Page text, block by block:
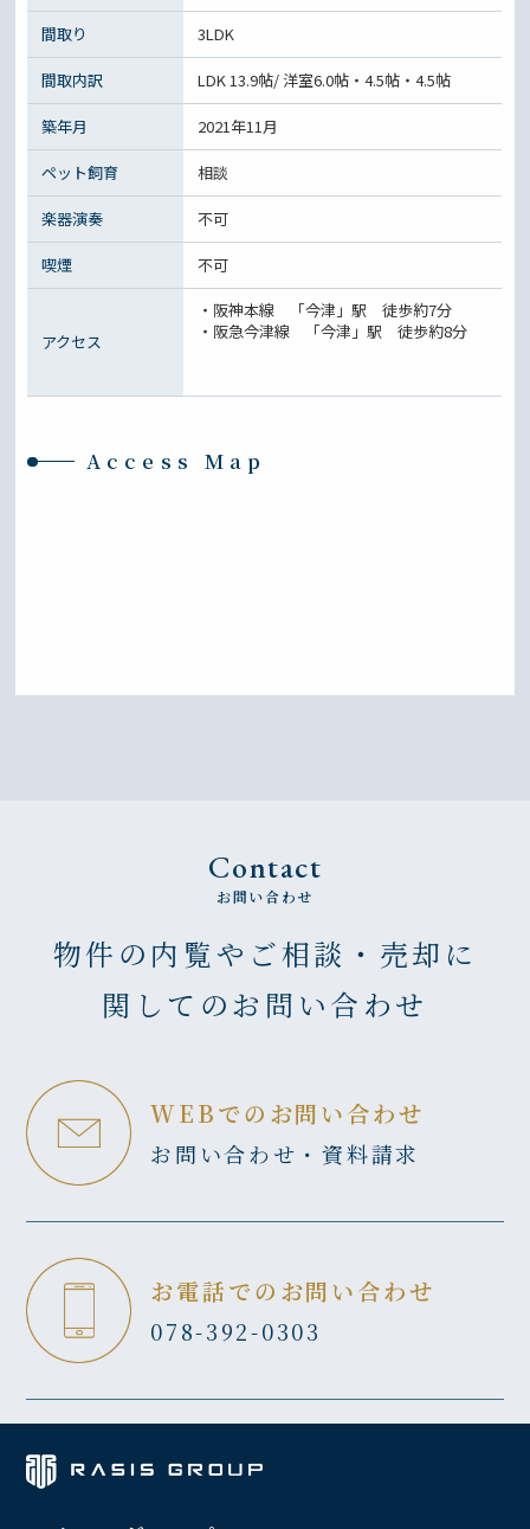
間取り 3LDK
間取内訳 LDK 13.9帖/ 洋室6.0帖・4.5帖・4.5帖
築年月 2021年11月
ペット飼育 相談
楽器演奏 不可
喫煙 不可
アクセス
・阪神本線 「今津」駅 徒歩約7分
・阪急今津線 「今津」駅 徒歩約8分
Access Map
Contact
お問い合わせ
物件の内覧やご相談・売却に
関してのお問い合わせ
WEBでのお問い合わせ
お問い合わせ・資料請求
お電話でのお問い合わせ
078-392-0303